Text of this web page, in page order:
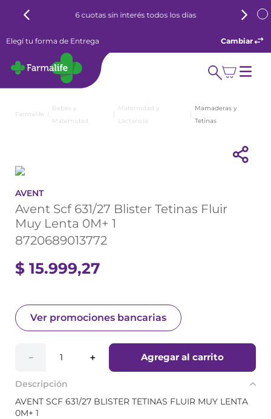
6 cuotas sin interés todos los días
Elegí tu forma de Entrega Cambiar
Bebés y
Maternidad
Maternidad y
Lactancia
Mamaderas y
Tetinas
AVENT
Avent Scf 631/27 Blister Tetinas Fluir
Muy Lenta 0M+ 1
8720689013772
$ 15.999,27
Ver promociones bancarias
＋
－ Agregar al carrito
Descripción
AVENT SCF 631/27 BLISTER TETINAS FLUIR MUY LENTA
0M+ 1